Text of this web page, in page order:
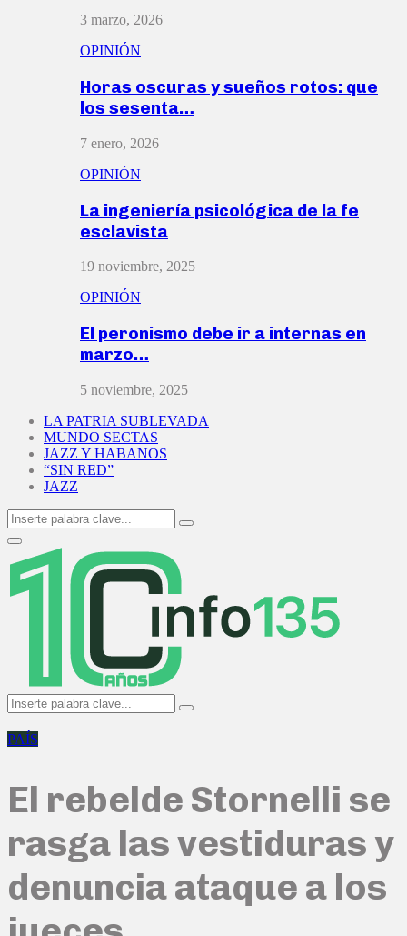
3 marzo, 2026
OPINIÓN
Horas oscuras y sueños rotos: que
los sesenta…
7 enero, 2026
OPINIÓN
La ingeniería psicológica de la fe
esclavista
19 noviembre, 2025
OPINIÓN
El peronismo debe ir a internas en
marzo…
5 noviembre, 2025
LA PATRIA SUBLEVADA
MUNDO SECTAS
JAZZ Y HABANOS
“SIN RED”
JAZZ
Search
for:
Search
Primary
Menu
Search
for:
Search
PAÍS
El rebelde Stornelli se
rasga las vestiduras y
denuncia ataque a los